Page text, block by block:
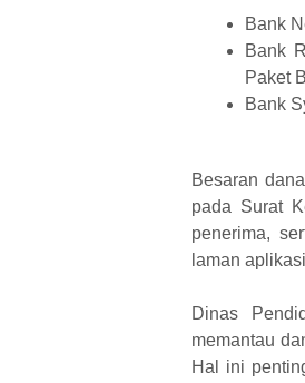
Bank
Bank
Paket
Bank
Besaran
pada Surat
penerima,
laman
Dinas
memantau
Hal ini